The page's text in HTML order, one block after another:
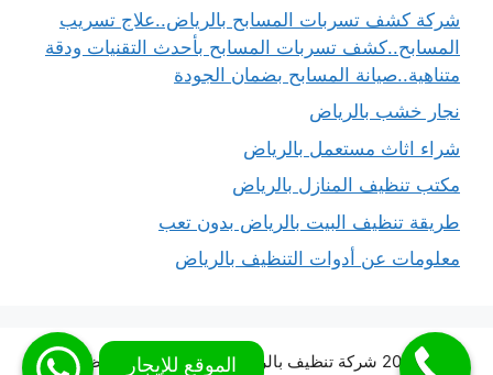
شركة كشف تسربات المسابح بالرياض..علاج تسريب
المسابح..كشف تسربات المسابح بأحدث التقنيات ودقة
متناهية..صيانة المسابح بضمان الجودة
نجار خشب بالرياض
شراء اثاث مستعمل بالرياض
مكتب تنظيف المنازل بالرياض
طريقة تنظيف البيت بالرياض بدون تعب
معلومات عن أدوات التنظيف بالرياض
© 2026 شركة تنظيف بالرياض شركة المملكة للتنظيف •